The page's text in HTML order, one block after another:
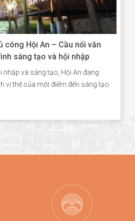
công Hội An – Cầu nối văn
sáng tạo và hội nhập
và sáng tạo, Hội An đang
vị thế của một điểm đến sáng tạo
dấu ấn ấy tiếp tục được lan
các chương trình kích cầu du